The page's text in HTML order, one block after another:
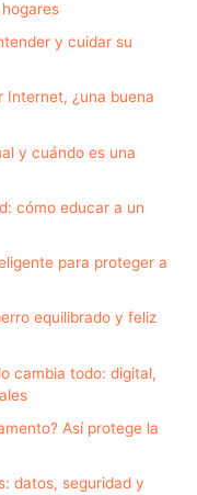
y cuidar su
Internet, ¿una buena
y cuándo es una
cómo educar a un
para proteger a
equilibrado y feliz
cambia todo: digital,
Así protege la
datos, seguridad y